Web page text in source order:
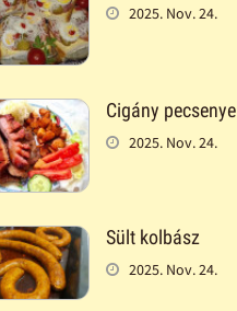
2025. Nov. 24.
Cigány pecsenye
2025. Nov. 24.
Sült kolbász
2025. Nov. 24.